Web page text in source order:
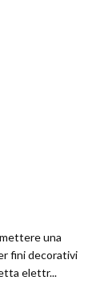
una
fini decorativi
elettr...